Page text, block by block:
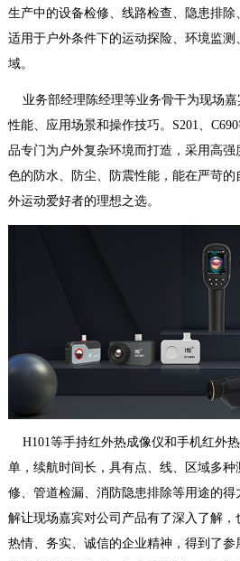
生产中的设备检修、线路检查、隐患排
适用于户外条件下的运动探险、环境监
域。
业务部经理陈经理等业务骨干为现场嘉
性能、应用场景和操作技巧。 S201、 C690
品专门为户外复杂环境而打造，采用高强
色的防水、防尘、防震性能，能在严苛
外运动爱好者的理想之选。
H101等手持红外热成像仪和手机红外
单，续航时间长，具有点、线、区域多
修、管道检漏、消防隐患排除等用途的得
解让现场嘉宾对公司产品有了深入了解，
热情、务实、诚信的企业精神，得到了